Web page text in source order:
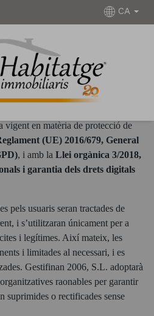
CA
I PROTECCIÓ DE DADES
en matèria de protecció de
(UE) 2016/679, General
, i amb la Llei orgànica 3/2018,
i garantia dels drets digitals
pels usuaris seran tractades de
i s’utilitzaran únicament per a
i legítimes. Així mateix, les
i limitades al necessari, i es
Gestifinan 2006, S.L. adoptarà
raonables per garantir
suprimides o rectificades sense